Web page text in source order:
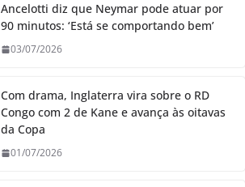
Ancelotti diz que Neymar pode atuar por
90 minutos: ‘Está se comportando bem’
03/07/2026
Com drama, Inglaterra vira sobre o RD
Congo com 2 de Kane e avança às oitavas
da Copa
01/07/2026